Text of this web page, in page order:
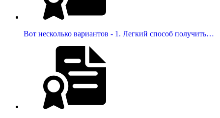
Вот несколько вариантов - 1. Легкий способ получить…